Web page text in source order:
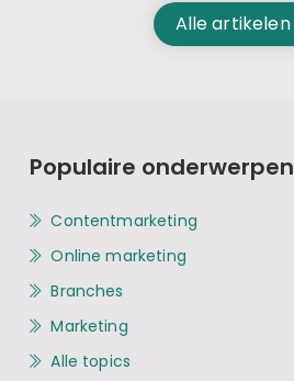
Alle artikelen
Populaire onderwerpen
Contentmarketing
Online marketing
Branches
Marketing
Alle topics